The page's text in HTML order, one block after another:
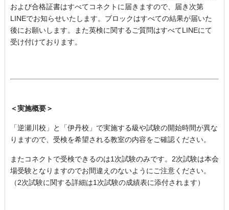
および合格証書はすべてコネクトに届きますので、届き次第
LINEでお知らせいたします。ブロックはすべての結果が届いた
後にお願いします。また英検に関するご質問はすべてLINEにて
受け付けております。
＜実施概要＞
「逆瀬川校」と「伊丹校」で実施する級や試験の開始時間が異な
りますので、受検を希望される教室の内容をご確認ください。
またコネクトで受検できるのは1次試験のみです。2次試験は本会
場受験となりますのでお間違えのないようにご注意ください。
（2次試験に関する詳細は1次試験の成績表に添付されます）